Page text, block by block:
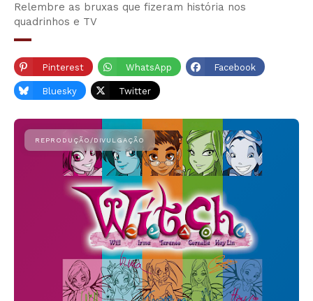
Relembre as bruxas que fizeram história nos
quadrinhos e TV
Pinterest WhatsApp Facebook
Bluesky Twitter